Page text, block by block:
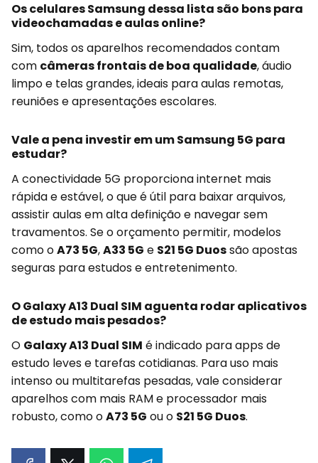
Os celulares Samsung dessa lista são bons para
videochamadas e aulas online?
Sim, todos os aparelhos recomendados contam
com câmeras frontais de boa qualidade, áudio
limpo e telas grandes, ideais para aulas remotas,
reuniões e apresentações escolares.
Vale a pena investir em um Samsung 5G para
estudar?
A conectividade 5G proporciona internet mais
rápida e estável, o que é útil para baixar arquivos,
assistir aulas em alta definição e navegar sem
travamentos. Se o orçamento permitir, modelos
como oA73 5G,A33 5G e S21 5G Duossão apostas
seguras para estudos e entretenimento.
O Galaxy A13 Dual SIM aguenta rodar aplicativos
de estudo mais pesados?
O Galaxy A13 Dual SIM é indicado para apps de
estudo leves e tarefas cotidianas. Para uso mais
intenso ou multitarefas pesadas, vale considerar
aparelhos com mais RAM e processador mais
robusto, como oA73 5G ou o S21 5G Duos.